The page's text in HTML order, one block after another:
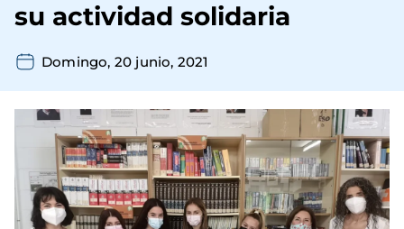
su actividad solidaria
Domingo, 20 junio, 2021